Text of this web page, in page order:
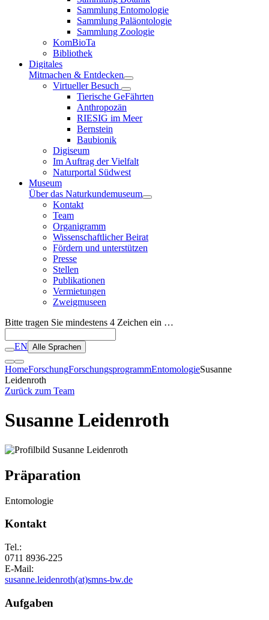
Sammlung Entomologie
Sammlung Paläontologie
Sammlung Zoologie
KomBioTa
Bibliothek
Digitales
Mitmachen & Entdecken
Virtueller Besuch
Tierische GeFährten
Anthropozän
RIESIG im Meer
Bernstein
Baubionik
Digiseum
Im Auftrag der Vielfalt
Naturportal Südwest
Museum
Über das Naturkundemuseum
Kontakt
Team
Organigramm
Wissenschaftlicher Beirat
Fördern und unterstützen
Presse
Stellen
Publikationen
Vermietungen
Zweigmuseen
Bitte tragen Sie mindestens 4 Zeichen ein …
EN Alle Sprachen
HomeForschungForschungsprogrammEntomologieSusanne
Leidenroth
Zurück zum Team
Susanne Leidenroth
Präparation
Entomologie
Kontakt
Tel.:
0711 8936-225
E-Mail:
susanne.leidenroth(at)smns-bw.de
Aufgaben